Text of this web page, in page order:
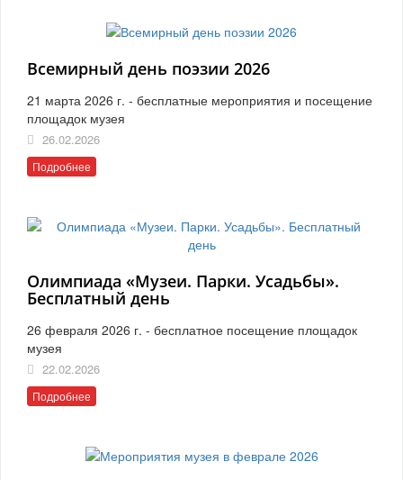
Всемирный день поэзии 2026
21 марта 2026 г. - бесплатные мероприятия и посещение
площадок музея
26.02.2026
Подробнее
Олимпиада «Музеи. Парки. Усадьбы».
Бесплатный день
26 февраля 2026 г. - бесплатное посещение площадок
музея
22.02.2026
Подробнее